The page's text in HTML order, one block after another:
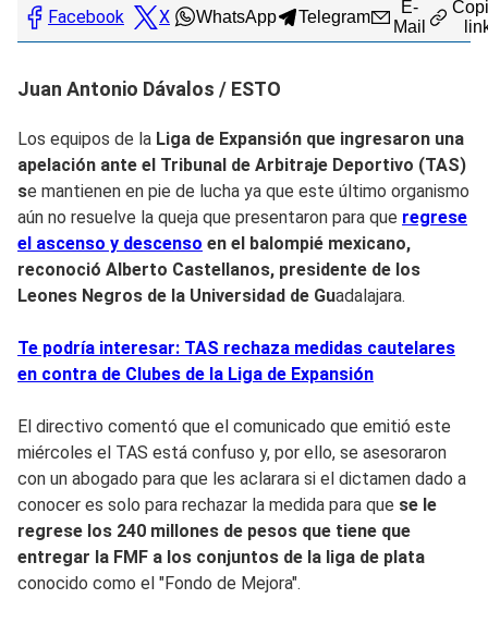
Facebook X WhatsApp Telegram
E-
Mail
Juan Antonio Dávalos / ESTO
Los equipos de la Liga de Expansión que ingresaron una
apelación ante el Tribunal de Arbitraje Deportivo (TAS)
se mantienen en pie de lucha ya que este último organismo
aún no resuelve la queja que presentaron para que regrese
el ascenso y descenso en el balompié mexicano,
reconoció Alberto Castellanos, presidente de los
Leones Negros de la Universidad de Guadalajara.
Te podría interesar: TAS rechaza medidas cautelares
en contra de Clubes de la Liga de Expansión
El directivo comentó que el comunicado que emitió este
miércoles el TAS está confuso y, por ello, se asesoraron
con un abogado para que les aclarara si el dictamen dado a
conocer es solo para rechazar la medida para que se le
regrese los 240 millones de pesos que tiene que
entregar la FMF a los conjuntos de la liga de plata
conocido como el "Fondo de Mejora".